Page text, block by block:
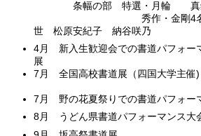
条幅の部 特選・月輪 真
秀作・金剛4名 野
世 松原安紀子 納谷咲乃
4月 新入生歓迎会での書道パフォー
展
7月 全国高校書道展（
7月 野の花夏祭りでの書道パフォー
8月 うどん県書道パフォーマンス大